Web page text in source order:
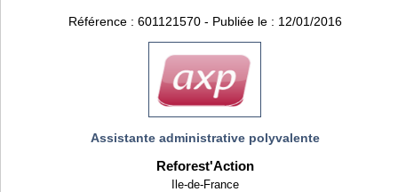
Référence : 601121570 - Publiée le : 12/01/2016
Assistante administrative polyvalente
Reforest'Action
Ile-de-France